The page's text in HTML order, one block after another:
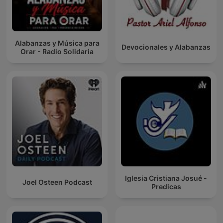
Alabanzas y Música para
Orar - Radio Solidaria
Devocionales y Alabanzas
Joel Osteen Podcast
Iglesia Cristiana Josué -
Predicas